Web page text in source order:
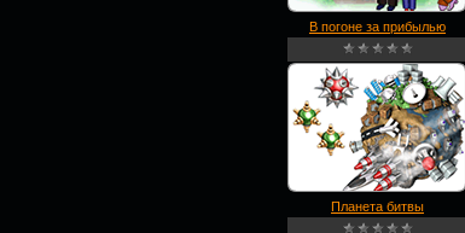
В погоне за прибылью
Планета битвы